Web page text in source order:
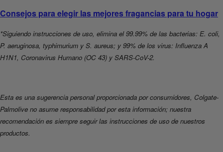
Consejos para elegir las mejores fragancias para tu hogar
*Siguiendo instrucciones de uso, elimina el 99.99% de las bacterias: E. coli,
P. aeruginosa, typhimurium y S. aureus; y 99% de los virus: Influenza A
H1N1, Coronavirus Humano (OC 43) y SARS-CoV-2.
Esta es una sugerencia personal proporcionada por consumidores, Colgate-
Palmolive no asume responsabilidad por esta información; nuestra
recomendación es siempre seguir las instrucciones de uso de nuestros
productos.